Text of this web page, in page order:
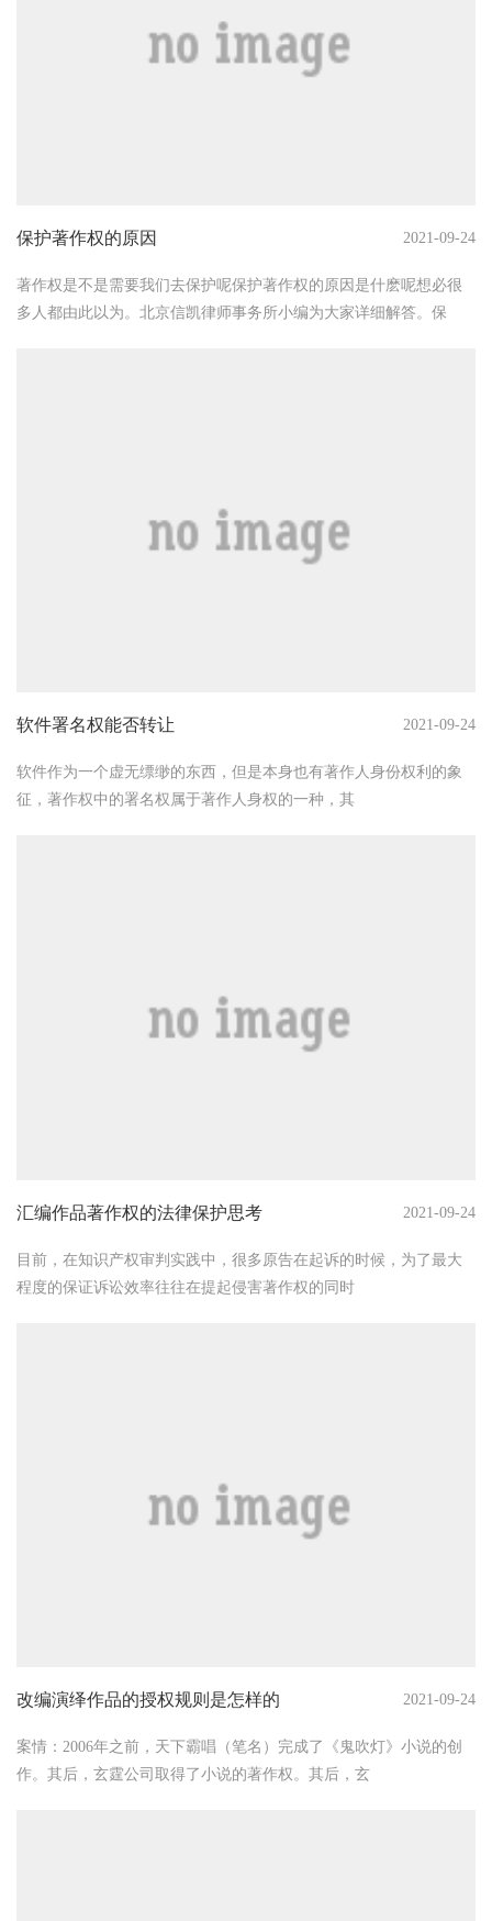
保护著作权的原因 2021-09-24
著作权是不是需要我们去保护呢保护著作权的原因是什麽呢想必很
多人都由此以为。北京信凯律师事务所小编为大家详细解答。保
软件署名权能否转让 2021-09-24
软件作为一个虚无缥缈的东西，但是本身也有著作人身份权利的象
征，著作权中的署名权属于著作人身权的一种，其
汇编作品著作权的法律保护思考 2021-09-24
目前，在知识产权审判实践中，很多原告在起诉的时候，为了最大
程度的保证诉讼效率往往在提起侵害著作权的同时
改编演绎作品的授权规则是怎样的 2021-09-24
案情：2006年之前，天下霸唱（笔名）完成了《鬼吹灯》小说的创
作。其后，玄霆公司取得了小说的著作权。其后，玄